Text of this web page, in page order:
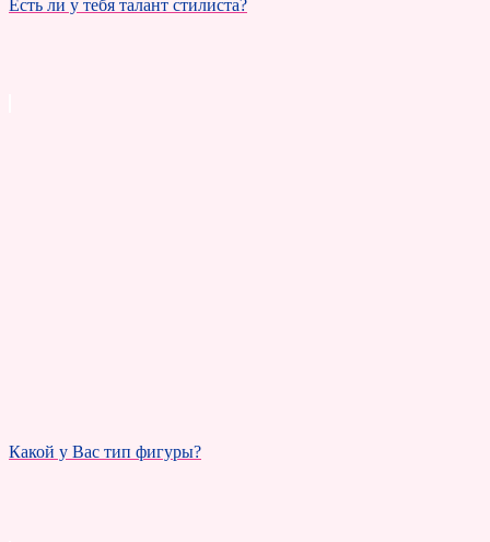
Есть ли у тебя талант стилиста?
Какой у Вас тип фигуры?